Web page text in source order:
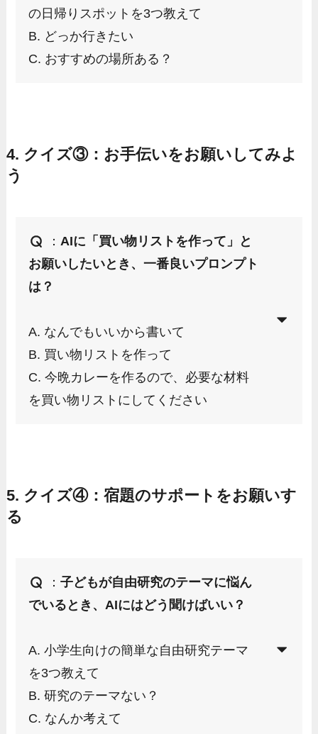
の日帰りスポットを3つ教えて
B. どっか行きたい
C. おすすめの場所ある？
4. クイズ③：お手伝いをお願いしてみよ
う
： AIに「買い物リストを作って」と
お願いしたいとき、一番良いプロンプト
は？
A. なんでもいいから書いて
B. 買い物リストを作って
C. 今晩カレーを作るので、必要な材料
を買い物リストにしてください
5. クイズ④：宿題のサポートをお願いす
る
： 子どもが自由研究のテーマに悩ん
でいるとき、AIにはどう聞けばいい？
A. 小学生向けの簡単な自由研究テーマ
を3つ教えて
B. 研究のテーマない？
C. なんか考えて